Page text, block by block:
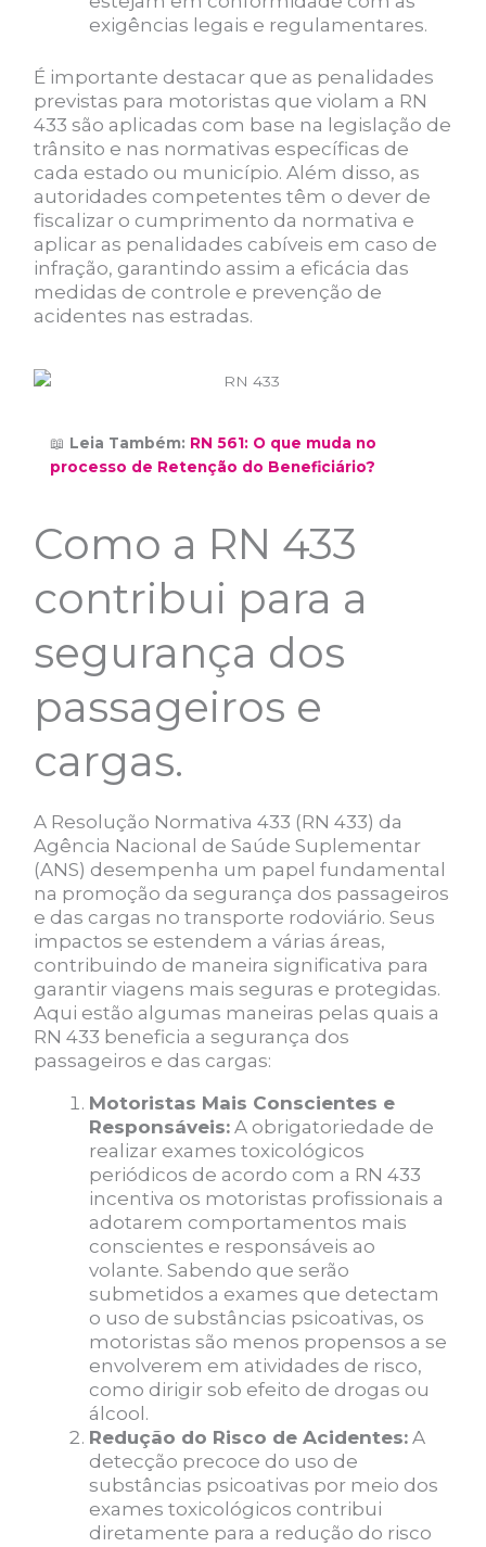
exigências legais e regulamentares.
É importante destacar que as penalidades
previstas para motoristas que violam a RN
433 são aplicadas com base na legislação de
trânsito e nas normativas específicas de
cada estado ou município. Além disso, as
autoridades competentes têm o dever de
fiscalizar o cumprimento da normativa e
aplicar as penalidades cabíveis em caso de
infração, garantindo assim a eficácia das
medidas de controle e prevenção de
acidentes nas estradas.
📖 Leia Também: RN 561: O que muda no
processo de Retenção do Beneficiário?
Como a RN 433
contribui para a
segurança dos
passageiros e
cargas.
A Resolução Normativa 433 (RN 433) da
Agência Nacional de Saúde Suplementar
(ANS) desempenha um papel fundamental
na promoção da segurança dos passageiros
e das cargas no transporte rodoviário. Seus
impactos se estendem a várias áreas,
contribuindo de maneira significativa para
garantir viagens mais seguras e protegidas.
Aqui estão algumas maneiras pelas quais a
RN 433 beneficia a segurança dos
passageiros e das cargas:
Motoristas Mais Conscientes e
Responsáveis: A obrigatoriedade de
realizar exames toxicológicos
periódicos de acordo com a RN 433
incentiva os motoristas profissionais a
adotarem comportamentos mais
conscientes e responsáveis ao
volante. Sabendo que serão
submetidos a exames que detectam
o uso de substâncias psicoativas, os
motoristas são menos propensos a se
envolverem em atividades de risco,
como dirigir sob efeito de drogas ou
álcool.
Redução do Risco de Acidentes: A
detecção precoce do uso de
substâncias psicoativas por meio dos
exames toxicológicos contribui
diretamente para a redução do risco